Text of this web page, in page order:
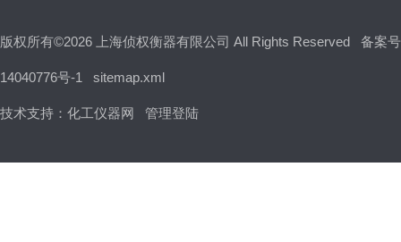
版权所有©2026 上海侦权衡器有限公司 All Rights Reserved 备案
14040776号-1 sitemap.xml
技术支持： 化工仪器网 管理登陆